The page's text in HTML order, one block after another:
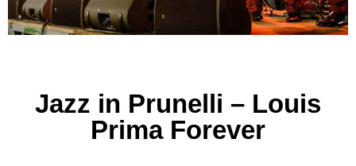
Jazz in Prunelli – Louis
Prima Forever